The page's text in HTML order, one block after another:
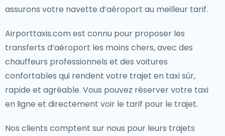
assurons votre navette d’aéroport au meilleur tarif.
Airporttaxis.com est connu pour proposer les
transferts d’aéroport les moins chers, avec des
chauffeurs professionnels et des voitures
confortables qui rendent votre trajet en taxi sûr,
rapide et agréable. Vous pouvez réserver votre taxi
en ligne et directement voir le tarif pour le trajet.
Nos clients comptent sur nous pour leurs trajets